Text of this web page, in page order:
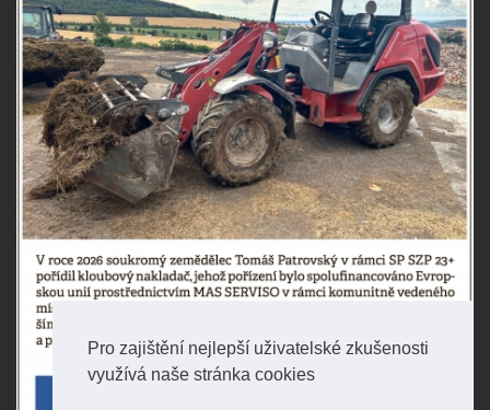
Pro zajištění nejlepší uživatelské zkušenosti
využívá naše stránka cookies